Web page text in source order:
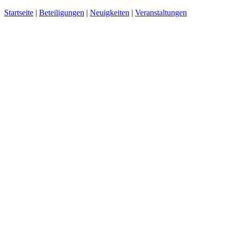
Startseite | Beteiligungen | Neuigkeiten | Veranstaltungen